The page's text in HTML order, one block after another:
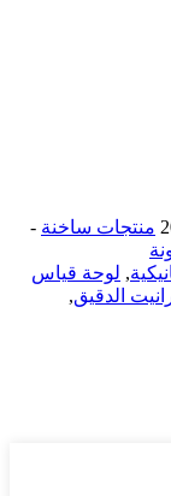
منتجات ساخنة -
, لوحة قياس
الدقيق,